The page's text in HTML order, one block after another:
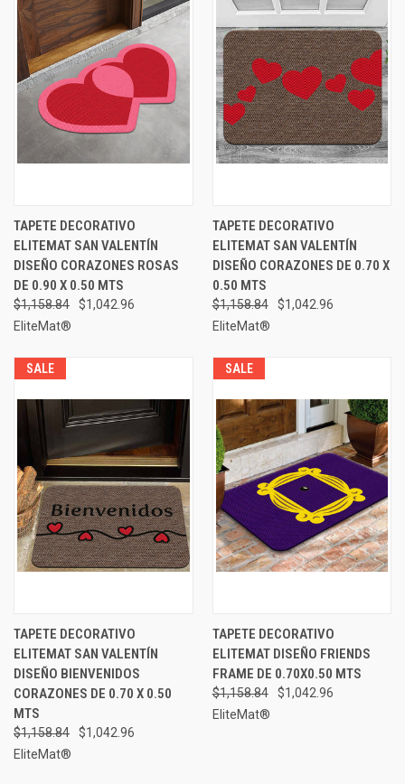
TAPETE DECORATIVO
ELITEMAT SAN VALENTÍN
DISEÑO CORAZONES ROSAS
DE 0.90 X 0.50 MTS
$1,158.84
$1,042.96
EliteMat®
TAPETE DECORATIVO
ELITEMAT SAN VALENTÍN
DISEÑO CORAZONES DE 0.70 X
0.50 MTS
$1,158.84
$1,042.96
EliteMat®
SALE
TAPETE DECORATIVO
ELITEMAT SAN VALENTÍN
DISEÑO BIENVENIDOS
CORAZONES DE 0.70 X 0.50
MTS
$1,158.84
$1,042.96
EliteMat®
SALE
TAPETE DECORATIVO
ELITEMAT DISEÑO FRIENDS
FRAME DE 0.70X0.50 MTS
$1,158.84
$1,042.96
EliteMat®